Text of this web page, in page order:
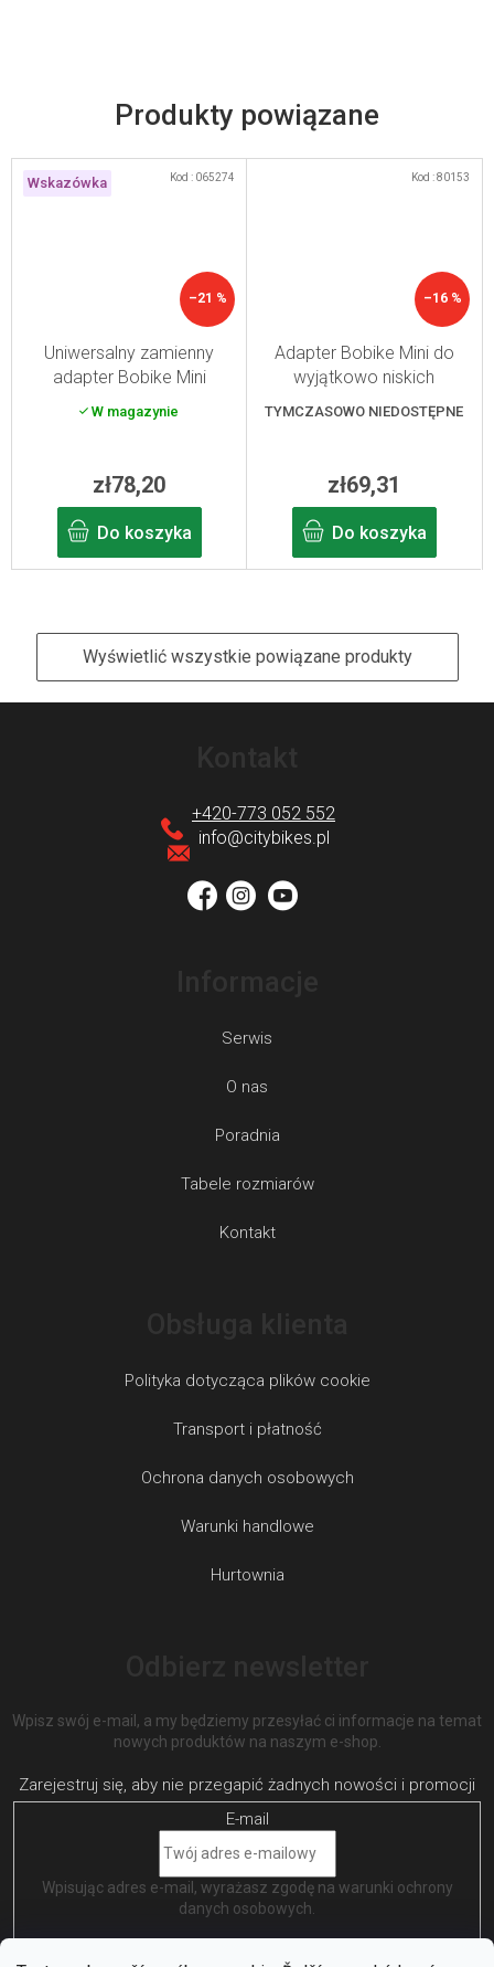
Produkty powiązane
Wskazówka
–21 %
Uniwersalny zamienny
adapter Bobike Mini
W magazynie
zł78,20
Do koszyka
Kod : 065274
–16 %
Adapter Bobike Mini do
wyjątkowo niskich
TYMCZASOWO NIEDOSTĘPNE
zł69,31
Do koszyka
Kod :80153
Wyświetlić wszystkie powiązane produkty
info@citybikes.pl
+420-773 052 552
Serwis
O nas
Poradnia
Tabele rozmiarów
Kontakt
Polityka dotycząca plików cookie
Transport i płatność
Ochrona danych osobowych
Warunki handlowe
Hurtownia
Wpisz swój e-mail, a my będziemy przesyłać ci informacje na temat
nowych produktów na naszym e-shop.
E-mail
Wpisując adres e-mail, wyrażasz zgodę na warunki ochrony
danych osobowych